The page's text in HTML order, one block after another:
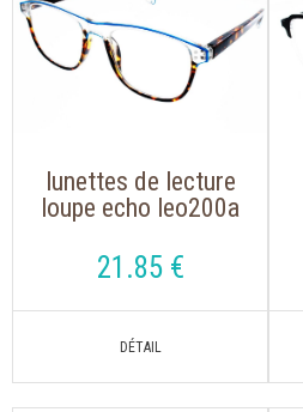
lunettes de lecture
loupe echo leo200a
21 .85 €